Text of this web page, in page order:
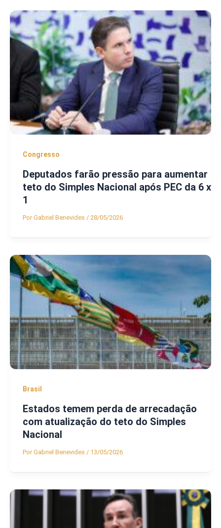
Congresso
Deputados farão pressão para aumentar
teto do Simples Nacional após PEC da 6 x
1
PorGabriel Benevides / 28/05/2026
Brasil
Estados temem perda de arrecadação
com atualização do teto do Simples
Nacional
PorGabriel Benevides / 13/05/2026